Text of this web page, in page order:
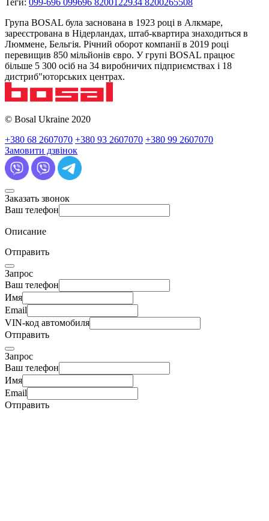
Теги: 099-696 099696 8200122934 8200265508
Група BOSAL була заснована в 1923 році в Алкмаре,
зареєстрована в Нідерландах, штаб-квартира знаходиться в
Люммене, Бельгія. Річний оборот компанії в 2019 році
перевищив 850 мільйонів євро. У групі BOSAL працює
більше 5 300 осіб на 34 виробничих підприємствах і 18
дистриб"юторських центрах.
© Bosal Ukraine 2020
+380 68 2607070 +380 93 2607070 +380 99 2607070
Замовити дзвінок
Заказать звонок
Ваш телефон
Описание
Отправить
Запрос
Ваш телефон
Имя
Email
VIN-код автомобиля
Отправить
Запрос
Ваш телефон
Имя
Email
Отправить